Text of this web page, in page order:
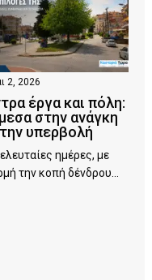
2, 2026
έργα και πόλη:
στην ανάγκη
υπερβολή
ημέρες, με
την κοπή δένδρου...